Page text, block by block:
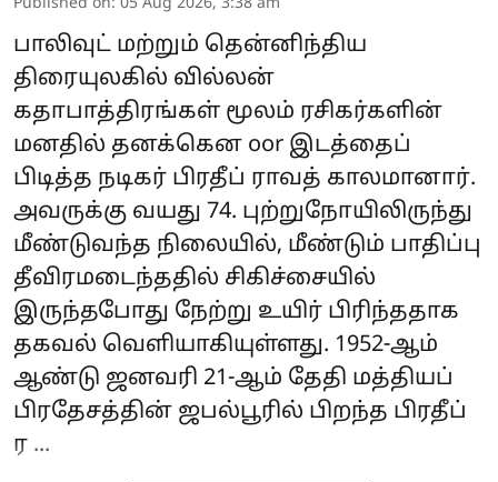
Published on: 05 Aug 2026, 3:38 am
பாலிவுட் மற்றும் தென்னிந்திய
திரையுலகில் வில்லன்
கதாபாத்திரங்கள் மூலம் ரசிகர்களின்
மனதில் தனக்கென oor இடத்தைப்
பிடித்த நடிகர் பிரதீப் ராவத் காலமானார்.
அவருக்கு வயது 74. புற்றுநோயிலிருந்து
மீண்டுவந்த நிலையில், மீண்டும் பாதிப்பு
தீவிரமடைந்ததில் சிகிச்சையில்
இருந்தபோது நேற்று உயிர் பிரிந்ததாக
தகவல் வெளியாகியுள்ளது. 1952-ஆம்
ஆண்டு ஜனவரி 21-ஆம் தேதி மத்தியப்
பிரதேசத்தின் ஜபல்பூரில் பிறந்த பிரதீப்
ர ...